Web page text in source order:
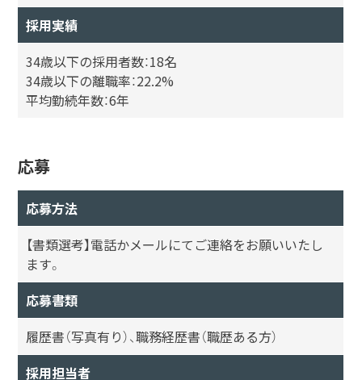
採用実績
34歳以下の採用者数：18名
34歳以下の離職率：22.2%
平均勤続年数：6年
応募
応募方法
【書類選考】電話かメールにてご連絡をお願いいたし
ます。
応募書類
履歴書（写真有り）、職務経歴書（職歴ある方）
採用担当者